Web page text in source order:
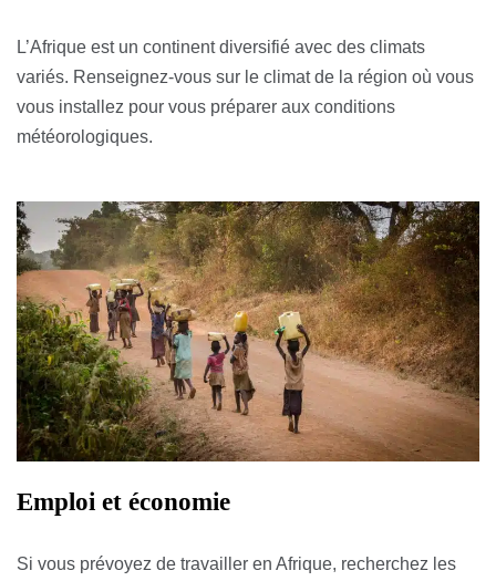
L’Afrique est un continent diversifié avec des climats
variés. Renseignez-vous sur le climat de la région où vous
vous installez pour vous préparer aux conditions
météorologiques.
Emploi et économie
Si vous prévoyez de travailler en Afrique, recherchez les